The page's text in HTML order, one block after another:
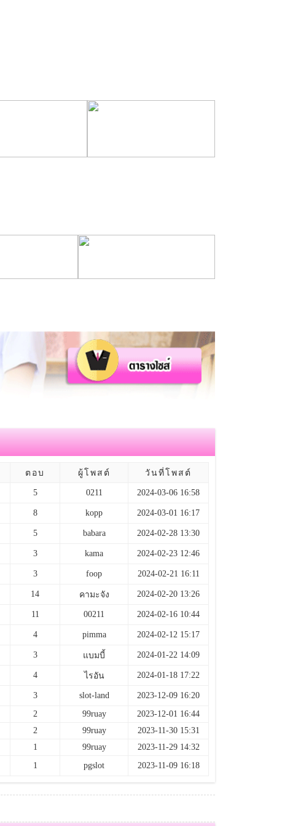
ตอบ ผู้โพสต์ วันที่โพสต์
5 0211 2024-03-06 16:58
8 kopp 2024-03-01 16:17
5 babara 2024-02-28 13:30
3 kama 2024-02-23 12:46
3 foop 2024-02-21 16:11
14 คามะจัง 2024-02-20 13:26
11 00211 2024-02-16 10:44
4 pimma 2024-02-12 15:17
3 แบมบี้ 2024-01-22 14:09
4 ไรอัน 2024-01-18 17:22
3 slot-land
2023-12-09 16:20
2 99ruay
2023-12-01 16:44
2 99ruay
2023-11-30 15:31
1 99ruay 2023-11-29 14:32
1 pgslot 2023-11-09 16:18